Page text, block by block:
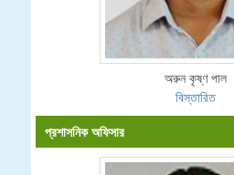
অরুন কৃষ্ণ পাল
বিস্তারিত
প্রশাসনিক অফিসার